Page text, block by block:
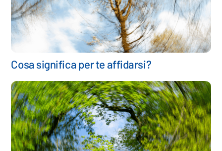
Cosa significa per te affidarsi?